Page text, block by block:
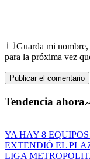
Guarda mi
para la próxima vez
Publicar el comentario
Tendencia ahora
YA HAY 8
EXTENDIÓ EL
LIGA